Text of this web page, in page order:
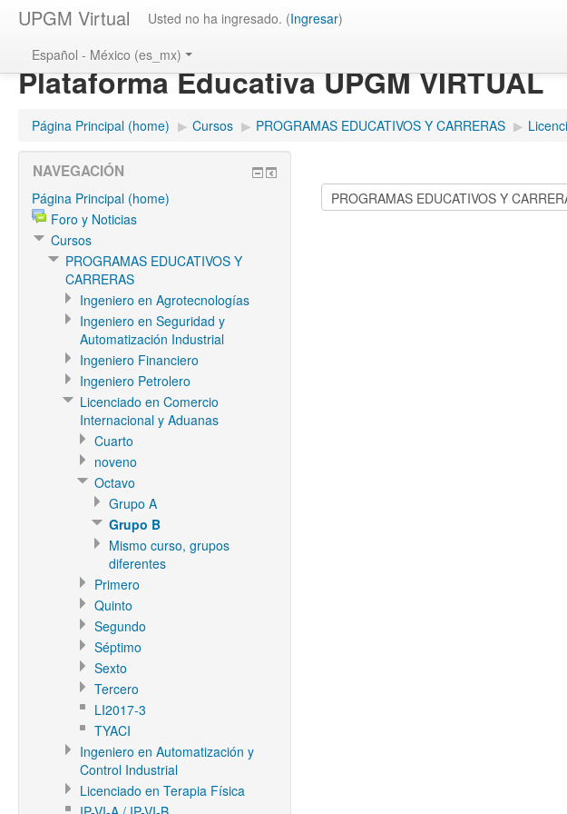
UPGM Virtual Usted no ha ingresado. (Ingresar)
Español - México (es_mx)
Plataforma Educativa UPGM VIRTUAL
Página Principal (home) ▶ Cursos ▶ PROGRAMAS EDUCATIVOS Y CARRERAS ▶
NAVEGACIÓN
Página Principal (home)
Foro y Noticias
Cursos
PROGRAMAS EDUCATIVOS Y
CARRERAS
Ingeniero en Agrotecnologías
Ingeniero en Seguridad y
Automatización Industrial
Ingeniero Financiero
Ingeniero Petrolero
Licenciado en Comercio
Internacional y Aduanas
Cuarto
noveno
Octavo
Grupo A
Grupo B
Mismo curso, grupos
diferentes
Primero
Quinto
Segundo
Séptimo
Sexto
Tercero
LI2017-3
TYACI
Ingeniero en Automatización y
Control Industrial
Licenciado en Terapia Física